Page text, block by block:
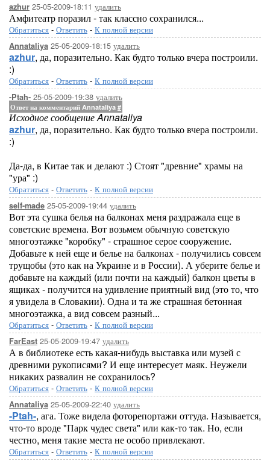
azhur 25-05-2009-18:11 удалить
Амфитеатр поразил - так классно сохранился...
Обратиться - Ответить - К полной версии
Annataliya 25-05-2009-18:15 удалить
azhur, да, поразительно. Как будто только вчера построили.
:)
Обратиться - Ответить - К полной версии
-Ptah- 25-05-2009-19:38 удалить
Ответ на комментарий Annataliya #
Исходное сообщение Annataliya
azhur, да, поразительно. Как будто только вчера построили.
:)
Да-да, в Китае так и делают :) Стоят "древние" храмы на
"ура" :)
Обратиться - Ответить - К полной версии
self-made 25-05-2009-19:44 удалить
Вот эта сушка белья на балконах меня раздражала еще в
советские времена. Вот возьмем обычную советскую
многоэтажке "коробку" - страшное серое сооружение.
Добавьте к ней еще и белье на балконах - получились совсем
трущобы (это как на Украине и в России). А уберите белье и
добавьте на каждый (или почти на каждый) балкон цветы в
ящиках - получится на удивление приятный вид (это то, что
я увидела в Словакии). Одна и та же страшная бетонная
многоэтажка, а вид совсем разный...
Обратиться - Ответить - К полной версии
FarEast 25-05-2009-19:47 удалить
А в библиотеке есть какая-нибудь выставка или музей с
древними рукописями? И еще интересует маяк. Неужели
никаких развалин не сохранилось?
Обратиться - Ответить - К полной версии
Annataliya 25-05-2009-22:40 удалить
-Ptah-, ага. Тоже видела фоторепортажи оттуда. Называется,
что-то вроде "Парк чудес света" или как-то так. Но, если
честно, меня такие места не особо привлекают.
Обратиться - Ответить - К полной версии